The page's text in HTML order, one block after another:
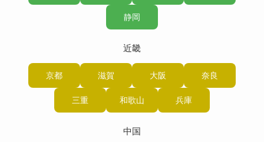
静岡
近畿
京都 滋賀 大阪 奈良
三重 和歌山 兵庫
中国